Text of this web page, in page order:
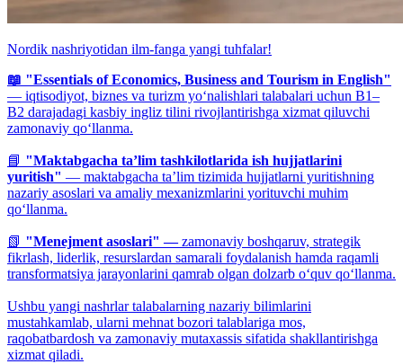
Nordik nashriyotidan ilm-fanga yangi tuhfalar!
📖 "Essentials of Economics, Business and Tourism in English"
— iqtisodiyot, biznes va turizm yo‘nalishlari talabalari uchun B1–
B2 darajadagi kasbiy ingliz tilini rivojlantirishga xizmat qiluvchi
zamonaviy qo‘llanma.
📘 "Maktabgacha ta’lim tashkilotlarida ish hujjatlarini
yuritish" — maktabgacha ta’lim tizimida hujjatlarni yuritishning
nazariy asoslari va amaliy mexanizmlarini yorituvchi muhim
qo‘llanma.
📗 "Menejment asoslari" —zamonaviy boshqaruv, strategik
fikrlash, liderlik, resurslardan samarali foydalanish hamda raqamli
transformatsiya jarayonlarini qamrab olgan dolzarb o‘quv qo‘llanma.
Ushbu yangi nashrlar talabalarning nazariy bilimlarini
mustahkamlab, ularni mehnat bozori talablariga mos,
raqobatbardosh va zamonaviy mutaxassis sifatida shakllantirishga
xizmat qiladi.